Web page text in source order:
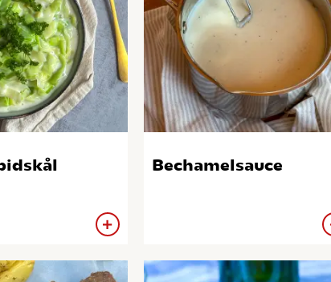
Bechamelsauce